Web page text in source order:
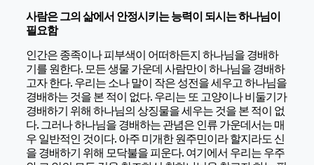
사람은 그의 삶에서안정시키는 능력이 되시는 하나님이
필요함
인간은 종족이나 피부색이 어떠하든지 하나님을 경배하
기를 원한다. 모든 생물 가운데 사람만이 하나님을 경배하
고자 한다. 우리는 소나 말이 작은 성전을 세우고 하나님을
경배하는 것을 본 적이 없다. 우리는 또 고양이나 비둘기가
경배하기 위해 하나님의 상징물을 세우는 것을 본 적이 없
다. 그러나 하나님을 경배하는 관념은 인류 가운데서는 매
우 일반적인 것이다. 아주 미개한 원주민이라 할지라도 신
을 경배하기 위해 모닥불을 피운다. 여기에서 우리는 우주